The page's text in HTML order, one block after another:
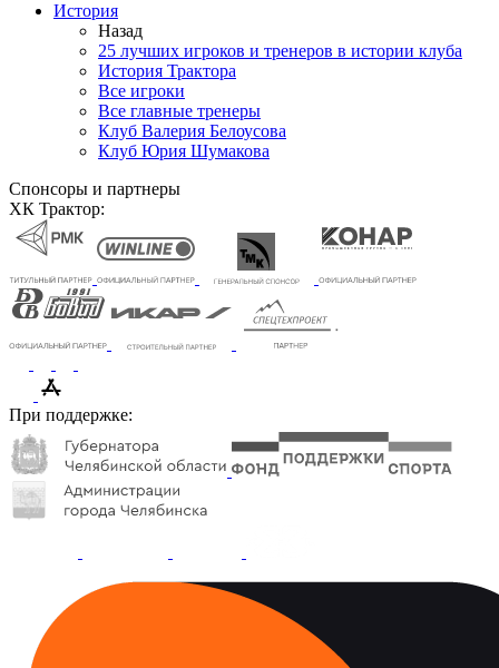
История
Назад
25 лучших игроков и тренеров в истории клуба
История Трактора
Все игроки
Все главные тренеры
Клуб Валерия Белоусова
Клуб Юрия Шумакова
Спонсоры и партнеры
ХК Трактор:
При поддержке: